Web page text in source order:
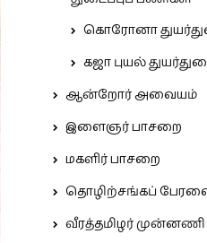
கொரோனா
கஜா புயல்
ஆன்றோர் அவையம்
இளைஞர் பாசறை
மகளிர் பாசறை
தொழிற்சங்கப்
வீரத்தமிழர் முன்னணி